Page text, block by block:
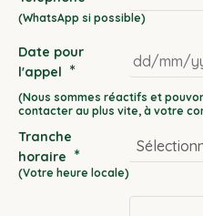
Date pour
l'appel *
DD
slash
MM
slash
Tranche
horaire *